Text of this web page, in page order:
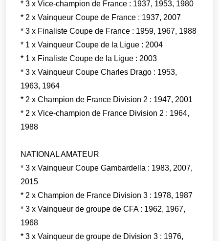
* 3 x Vice-champion de France : 1937, 1953, 1980
* 2 x Vainqueur Coupe de France : 1937, 2007
* 3 x Finaliste Coupe de France : 1959, 1967, 1988
* 1 x Vainqueur Coupe de la Ligue : 2004
* 1 x Finaliste Coupe de la Ligue : 2003
* 3 x Vainqueur Coupe Charles Drago : 1953,
1963, 1964
* 2 x Champion de France Division 2 : 1947, 2001
* 2 x Vice-champion de France Division 2 : 1964,
1988
NATIONAL AMATEUR
* 3 x Vainqueur Coupe Gambardella : 1983, 2007,
2015
* 2 x Champion de France Division 3 : 1978, 1987
* 3 x Vainqueur de groupe de CFA : 1962, 1967,
1968
* 3 x Vainqueur de groupe de Division 3 : 1976,